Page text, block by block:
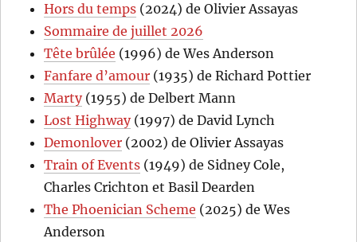
Hors du temps (2024) de Olivier Assayas
Sommaire de juillet 2026
Tête brûlée (1996) de Wes Anderson
Fanfare d’amour (1935) de Richard Pottier
Marty(1955) de Delbert Mann
Lost Highway(1997) de David Lynch
Demonlover (2002) de Olivier Assayas
Train of Events (1949) de Sidney Cole,
Charles Crichton et Basil Dearden
The Phoenician Scheme (2025) de Wes
Anderson